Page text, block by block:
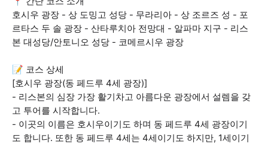
호시우 광장 - 상 도밍고 성당 - 무라리아 - 상 조르즈 성 - 포
르타스 두 솔 광장 - 산타루치아 전망대 - 알파마 지구 - 리스
본 대성당/안토니오 성당 - 코메르시우 광장
📝 코스 상세
[호시우 광장(동 페드루 4세 광장)]
- 리스본의 심장 가장 활기차고 아름다운 광장에서 설렘을 갖
고 투어를 시작합니다.
- 이곳의 이름은 호시우이기도 하며 동 페드루 4세 광장이기
도 합니다. 또한 동 페드루 4세는 4세이기도 하지만, 1세이기